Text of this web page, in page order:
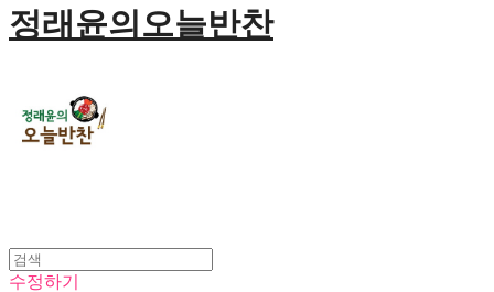
정래윤의오늘반찬
수정하기